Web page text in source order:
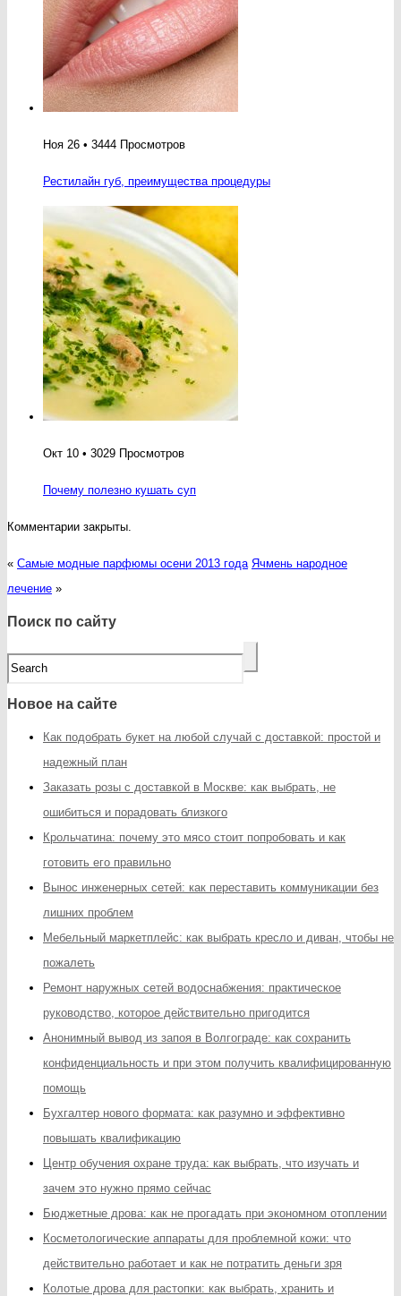
Ноя 26 • 3444 Просмотров
Рестилайн губ, преимущества процедуры
Окт 10 • 3029 Просмотров
Почему полезно кушать суп
Комментарии закрыты.
« Самые модные парфюмы осени 2013 года Ячмень народное
лечение »
Поиск по сайту
Новое на сайте
Как подобрать букет на любой случай с доставкой: простой и
надежный план
Заказать розы с доставкой в Москве: как выбрать, не
ошибиться и порадовать близкого
Крольчатина: почему это мясо стоит попробовать и как
готовить его правильно
Вынос инженерных сетей: как переставить коммуникации без
лишних проблем
Мебельный маркетплейс: как выбрать кресло и диван, чтобы не
пожалеть
Ремонт наружных сетей водоснабжения: практическое
руководство, которое действительно пригодится
Анонимный вывод из запоя в Волгограде: как сохранить
конфиденциальность и при этом получить квалифицированную
помощь
Бухгалтер нового формата: как разумно и эффективно
повышать квалификацию
Центр обучения охране труда: как выбрать, что изучать и
зачем это нужно прямо сейчас
Бюджетные дрова: как не прогадать при экономном отоплении
Косметологические аппараты для проблемной кожи: что
действительно работает и как не потратить деньги зря
Колотые дрова для растопки: как выбрать, хранить и